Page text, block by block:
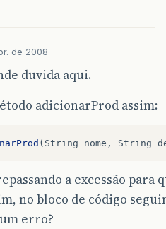
de 2008
duvida aqui.
adicionarProd assim:
( String nome , String
a excessão
no bloco de código
erro?